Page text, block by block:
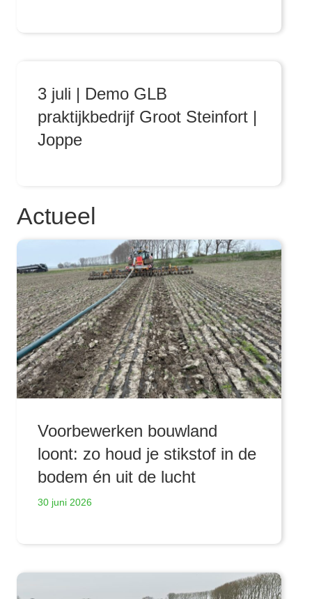
3 juli | Demo GLB
praktijkbedrijf Groot Steinfort |
Joppe
Actueel
Voorbewerken bouwland
loont: zo houd je stikstof in de
bodem én uit de lucht
30 juni 2026